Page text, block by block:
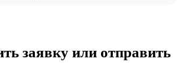
заявку или отправить